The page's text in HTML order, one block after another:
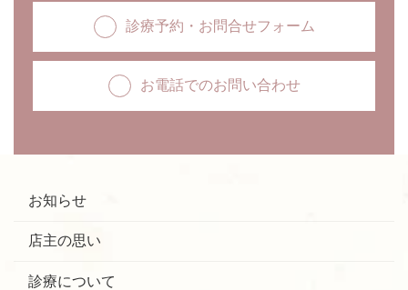
診療予約・お問合せフォーム
お電話でのお問い合わせ
お知らせ
店主の思い
診療について